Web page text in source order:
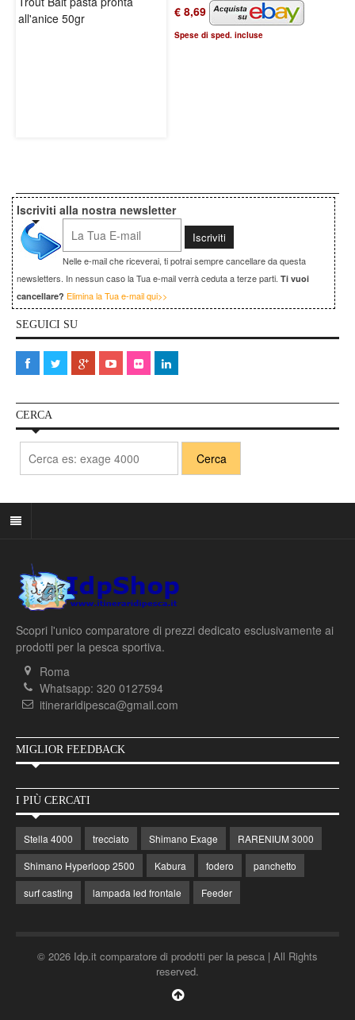
€ 8,69
Spese di sped. incluse
Iscriviti alla nostra newsletter
Nelle e-mail che riceverai, ti potrai sempre cancellare da questa
newsletters. In nessun caso la Tua e-mail verrà ceduta a terze parti. Ti vuoi
cancellare? Elimina la Tua e-mail qui>>
SEGUICI SU
CERCA
Scopri l'unico comparatore di prezzi dedicato esclusivamente ai
prodotti per la pesca sportiva.
Roma
Whatsapp: 320 0127594
itineraridipesca@gmail.com
MIGLIOR FEEDBACK
I PIÙ CERCATI
Stella 4000 trecciato Shimano Exage
RARENIUM 3000
Shimano Hyperloop 2500
Kabura fodero
panchetto
surf casting
lampada led frontale Feeder
© 2026 Idp.it comparatore di prodotti per la pesca | All Rights
reserved.